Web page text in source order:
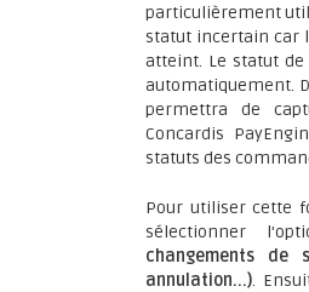
particulièrement
statut incertain car
atteint. Le statut
automatiquement.
permettra de
Concardis
statuts des
Pour utiliser cette
sélectionner
changements de
annulation...).